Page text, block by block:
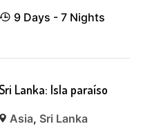
9 Days - 7 Nights
Lanka: Isla paraíso
Asia, Sri Lanka